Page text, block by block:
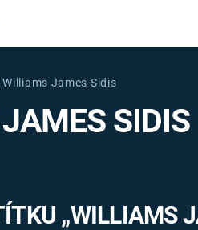
Války
VÁLEČNÉ
Williams James Sidis
SIDIS
„WILLIAMS